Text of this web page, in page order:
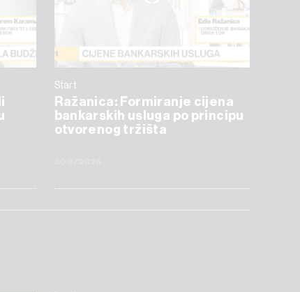
Start
Ražanica: Formiranje cijena
bankarskih usluga po principu
otvorenog tržišta